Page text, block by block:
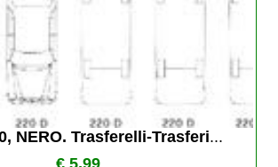
NERO. Trasferelli-Trasferi...